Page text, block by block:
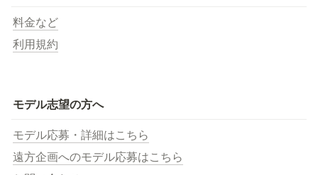
料金など
利用規約
モデル志望の方へ
モデル応募・詳細はこちら
遠方企画へのモデル応募はこちら